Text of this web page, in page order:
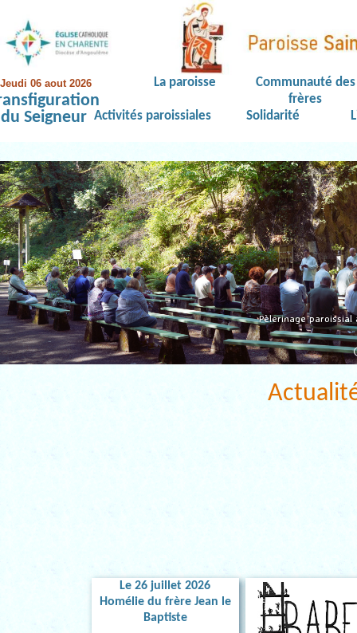
Jeudi 06 aout 2026
du Seigneur
La paroisse
Communauté des
frères
Activités paroissiales
Solidarité
Pèlerinage
Le 26 juillet 2026
Homélie du frère Jean le
Baptiste